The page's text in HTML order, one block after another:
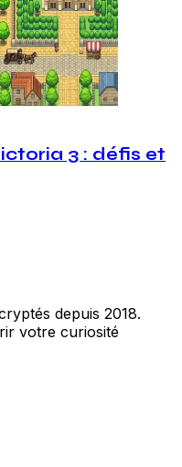
3 : défis et
depuis 2018.
votre curiosité